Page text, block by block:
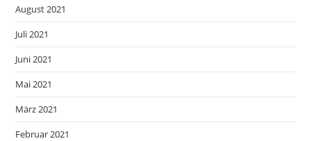
August 2021
Juli 2021
Juni 2021
Mai 2021
März 2021
Februar 2021